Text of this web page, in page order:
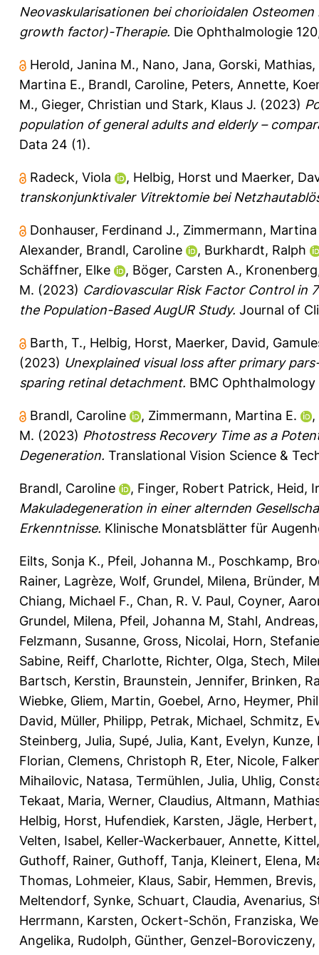
Neovaskularisationen bei chorioidalen
growth factor)-Therapie. Die Ophthalmologie
Herold, Janina M., Nano, Jana, Gorski, Mathias,
Martina E., Brandl, Caroline, Peters, Annette,
M., Gieger, Christian und Stark, Klaus J. (2023)
population of general adults and elderly –
Data 24 (1).
Radeck, Viola , Helbig, Horst und Maerker,
transkonjunktivaler Vitrektomie bei
Donhauser, Ferdinand J., Zimmermann, Martina
Alexander, Brandl, Caroline , Burkhardt, Ralph
Schäffner, Elke
, Böger, Carsten A.,
M. (2023) Cardiovascular Risk Factor Control in
the Population-Based AugUR Study. Journal of
Barth, T., Helbig, Horst, Maerker, David,
(2023) Unexplained visual loss after primary
sparing retinal detachment. BMC Ophthalmology
Brandl, Caroline , Zimmermann, Martina E.
,
M. (2023) Photostress Recovery Time as a
Degeneration. Translational Vision Science &
Brandl, Caroline , Finger, Robert Patrick, Heid,
Makuladegeneration in einer alternden
Erkenntnisse. Klinische Monatsblätter für
Eilts, Sonja K., Pfeil, Johanna M., Poschkamp,
Rainer, Lagrèze, Wolf, Grundel, Milena, Bründer,
Chiang, Michael F., Chan, R. V. Paul, Coyner,
Grundel, Milena, Pfeil, Johanna M, Stahl, Andreas
Felzmann, Susanne, Gross, Nicolai, Horn, Stefanie
Sabine, Reiff, Charlotte, Richter, Olga, Stech,
Bartsch, Kerstin, Braunstein, Jennifer, Brinken,
Wiebke, Gliem, Martin, Goebel, Arno, Heymer,
David, Müller, Philipp, Petrak, Michael, Schmitz,
Steinberg, Julia, Supé, Julia, Kant, Evelyn, Kunze,
Florian, Clemens, Christoph R, Eter, Nicole,
Mihailovic, Natasa, Termühlen, Julia, Uhlig,
Tekaat, Maria, Werner, Claudius, Altmann,
Helbig, Horst, Hufendiek, Karsten, Jägle, Herbert
Velten, Isabel, Keller-Wackerbauer, Annette,
Guthoff, Rainer, Guthoff, Tanja, Kleinert, Elena,
Thomas, Lohmeier, Klaus, Sabir, Hemmen,
Meltendorf, Synke, Schuart, Claudia, Avenarius,
Herrmann, Karsten, Ockert-Schön, Franziska,
Angelika, Rudolph, Günther, Genzel-Boroviczeny,